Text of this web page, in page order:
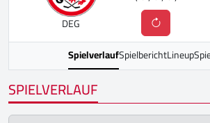
DEG
SpielverlaufSpielberichtLineup
SPIELVERLAUF